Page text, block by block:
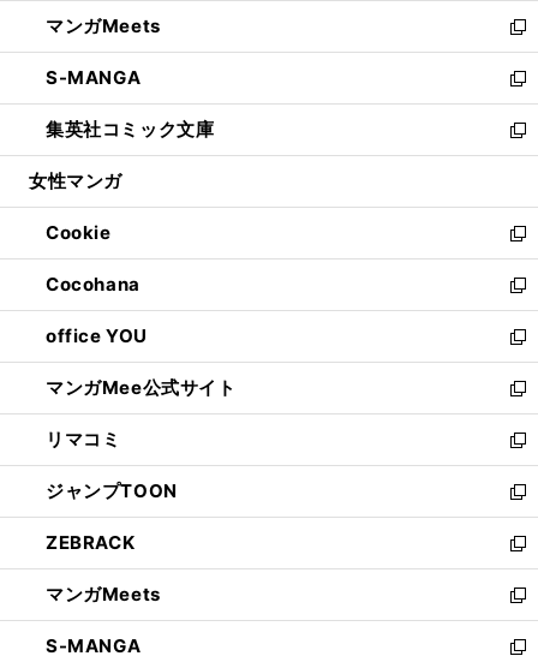
く
で
開
く
ド
ウ
で
開
く
ィ
ン
ド
ウ
で
開
し
い
ウ
ィ
ン
ド
ウ
開
く
マンガMeets
新
し
い
ウ
ィ
ン
ウ
で
開
く
S-MANGA
新
し
い
ウ
ン
ド
ウ
で
開
く
集英社コミック文庫
新
し
ウ
ィ
ン
ド
ウ
で
開
く
女性マンガ
Cookie
新
し
い
ウ
ィ
ン
ド
ウ
で
開
く
Cocohana
新
し
い
ウ
ィ
ン
ド
ウ
で
開
く
office YOU
新
し
い
ウ
ィ
ン
ド
ウ
で
開
く
マンガMee公式サイト
新
し
い
ウ
ィ
ン
ド
ウ
で
開
く
リマコミ
新
し
い
ウ
ィ
ン
ド
ウ
で
ジャンプTOON
新
し
い
ウ
ィ
ン
ド
ZEBRACK
新
し
い
ウ
ィ
マンガMeets
新
し
い
S-MANGA
新